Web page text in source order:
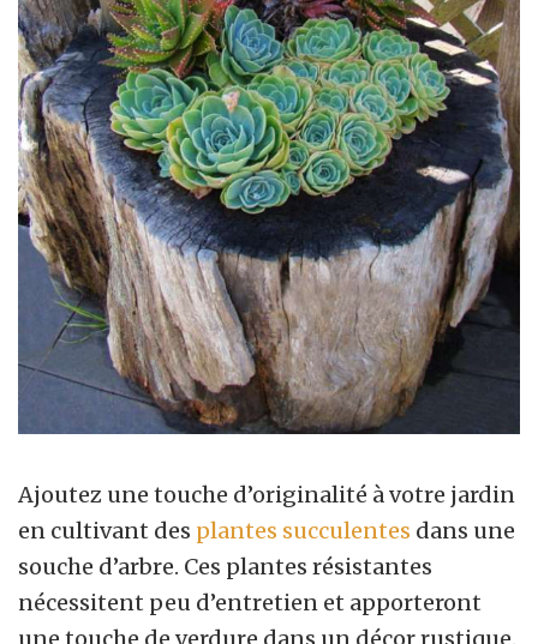
Ajoutez une touche d’originalité à votre jardin
en cultivant des plantes succulentes dans une
souche d’arbre. Ces plantes résistantes
nécessitent peu d’entretien et apporteront